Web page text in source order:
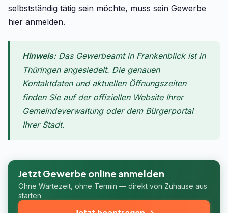
selbstständig tätig sein möchte, muss sein Gewerbe
hier anmelden.
Hinweis:Das Gewerbeamt in Frankenblick ist in
Thüringen angesiedelt. Die genauen
Kontaktdaten und aktuellen Öffnungszeiten
finden Sie auf der offiziellen Website Ihrer
Gemeindeverwaltung oder dem Bürgerportal
Ihrer Stadt.
Jetzt Gewerbe online anmelden
Ohne Wartezeit, ohne Termin — direkt von Zuhause aus
starten